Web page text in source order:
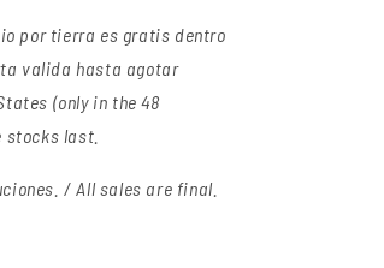
por tierra es gratis dentro
valida hasta agotar
(only in the 48
stocks last.
/ All sales are final.